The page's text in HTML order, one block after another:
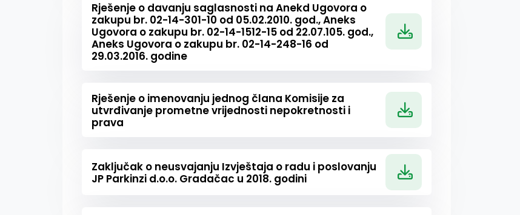
Rješenje o davanju saglasnosti na Anekd Ugovora o
zakupu br. 02-14-301-10 od 05.02.2010. god., Aneks
Ugovora o zakupu br. 02-14-1512-15 od 22.07.105. god.,
Aneks Ugovora o zakupu br. 02-14-248-16 od
29.03.2016. godine
Rješenje o imenovanju jednog člana Komisije za
utvrđivanje prometne vrijednosti nepokretnosti i
prava
Zaključak o neusvajanju Izvještaja o radu i poslovanju
JP Parkinzi d.o.o. Gradačac u 2018. godini